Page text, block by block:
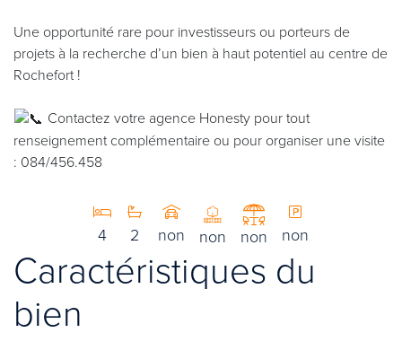
Une opportunité rare pour investisseurs ou porteurs de
projets à la recherche d’un bien à haut potentiel au centre de
Rochefort !
Contactez votre agence Honesty pour tout
renseignement complémentaire ou pour organiser une visite
: 084/456.458
4 2 non non non non
Caractéristiques du
bien